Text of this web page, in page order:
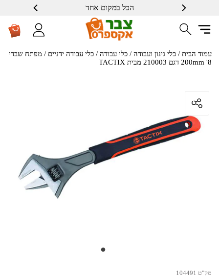
הכל במקום אחד
עמוד הבית / כלי גינון ועבודה / כלי עבודה / כלי עבודה ידניים / מפתח שבדי
200mm '8 דגם 210003 מבית TACTIX
מק"ט 104491